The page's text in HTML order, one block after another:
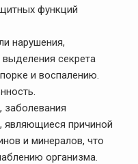
функций
нарушения,
секрета
и воспалению.
заболевания
являющиеся причиной
и минералов, что
организма.